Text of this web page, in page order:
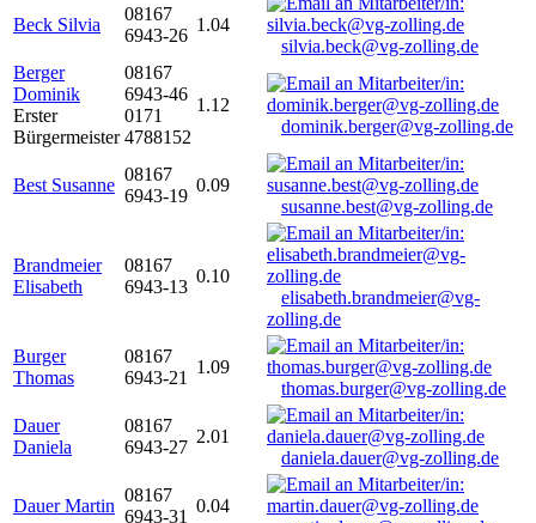
Beck Silvia
08167
6943-26
1.04
silvia.beck@vg-zolling.de
Berger
Dominik
Erster
Bürgermeister
08167
6943-46
0171
4788152
1.12
dominik.berger@vg-zolling.de
Best Susanne
08167
6943-19
0.09
susanne.best@vg-zolling.de
Brandmeier
Elisabeth
08167
6943-13
0.10
elisabeth.brandmeier@vg-
zolling.de
Burger
Thomas
08167
6943-21
1.09
thomas.burger@vg-zolling.de
Dauer
Daniela
08167
6943-27
2.01
daniela.dauer@vg-zolling.de
Dauer Martin
08167
6943-31
0.04